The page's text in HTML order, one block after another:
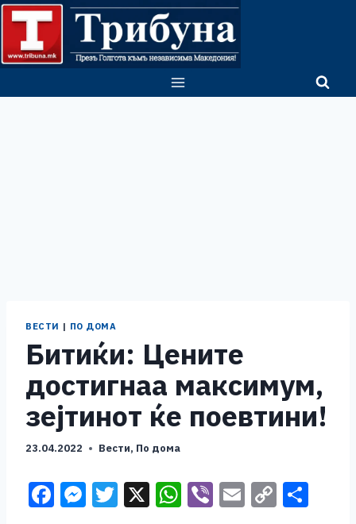
Skip
content
ВЕСТИ | ПО ДОМА
Битиќи: Цените
достигнаа максимум,
зејтинот ќе поевтини!
23.04.2022 Вести, По дома
F M T X W Vi E C